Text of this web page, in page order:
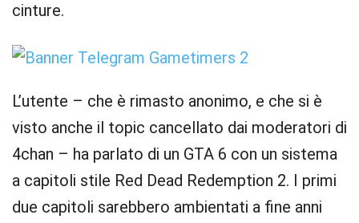
cinture.
L’utente – che è rimasto anonimo, e che si è
visto anche il topic cancellato dai moderatori di
4chan – ha parlato di un GTA 6 con un sistema
a capitoli stile Red Dead Redemption 2. I primi
due capitoli sarebbero ambientati a fine anni